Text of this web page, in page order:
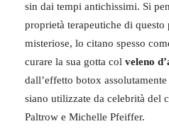
sin dai tempi antichissimi. Si
proprietà terapeutiche di
misteriose, lo citano spesso
curare la sua gotta col veleno
dall’effetto botox
siano utilizzate da celebrità del
Paltrow e Michelle Pfeiffer.